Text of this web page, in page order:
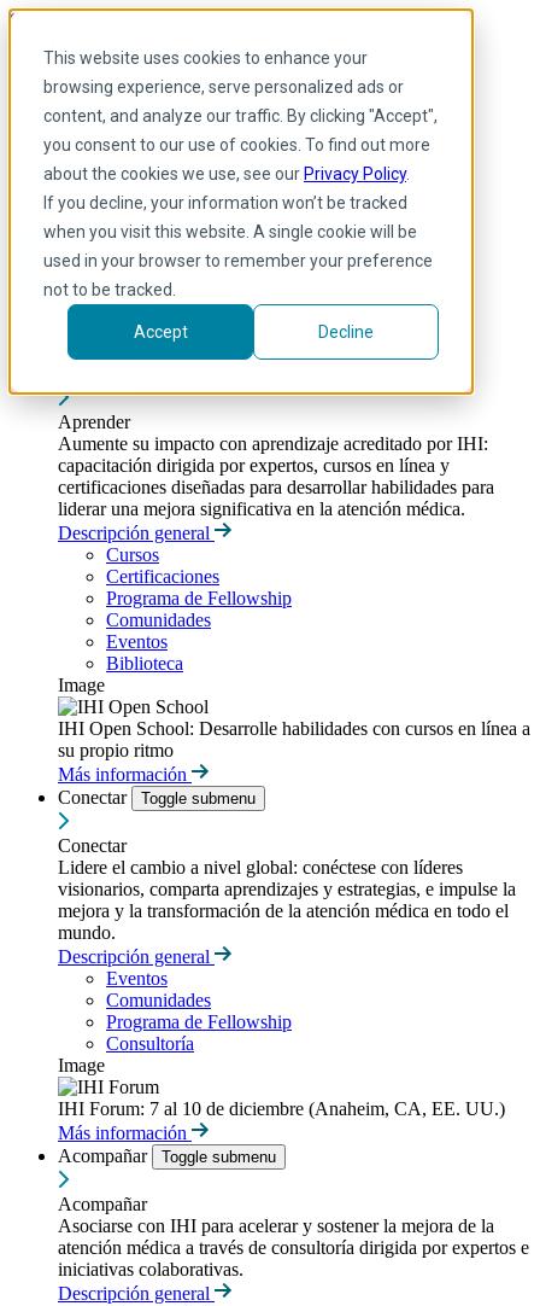
This website uses cookies to enhance your
browsing experience, serve personalized ads or
content, and analyze our traffic. By clicking "Accept",
you consent to our use of cookies. To find out more
about the cookies we use, see our Privacy Policy.
If you decline, your information won’t be tracked
when you visit this website. A single cookie will be
used in your browser to remember your preference
not to be tracked.
Accept Decline
Skip to main content
Spanish
Arabic
Inglés
Francés
Portuguese
Spanish
Aprender
Aumente su impacto con aprendizaje acreditado por IHI:
capacitación dirigida por expertos, cursos en línea y
certificaciones diseñadas para desarrollar habilidades para
liderar una mejora significativa en la atención médica.
Descripción general
Cursos
Certificaciones
Programa de Fellowship
Comunidades
Eventos
Biblioteca
Image
IHI Open School: Desarrolle habilidades con cursos en línea a
su propio ritmo
Más información
Conectar
Toggle submenu
Conectar
Lidere el cambio a nivel global: conéctese con líderes
visionarios, comparta aprendizajes y estrategias, e impulse la
mejora y la transformación de la atención médica en todo el
mundo.
Descripción general
Eventos
Comunidades
Programa de Fellowship
Consultoría
Image
IHI Forum: 7 al 10 de diciembre (Anaheim, CA, EE. UU.)
Más información
Acompañar
Toggle submenu
Acompañar
Asociarse con IHI para acelerar y sostener la mejora de la
atención médica a través de consultoría dirigida por expertos e
iniciativas colaborativas.
Descripción general